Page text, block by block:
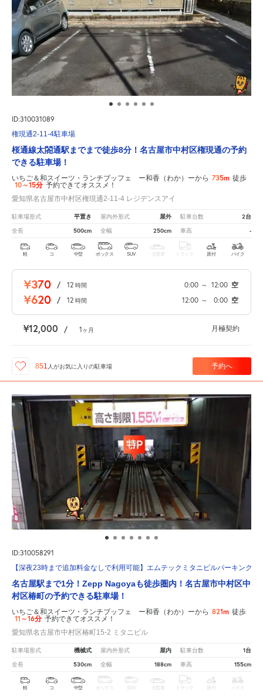
ID:310031089
権現通2-11-4駐車場
桜通線太閤通駅までまで徒歩8分！名古屋市中村区権現通の予約
できる駐車場！
いちご＆和スイーツ・ランチブッフェ ー和香（わか）ーから 735m 徒歩
10～15分 予約できてオススメ！
愛知県名古屋市中村区権現通2-11-4 レジデンスアイ
駐車場形式 平置き 屋内外形式 屋外 駐車台数 2台
全長 500cm 全幅 250cm 車高 -
軽 コ 中型 ボックス SUV 大型車 トラック 原付 バイク
¥370 / 12 時間 0:00 ～ 12:00 空
¥620 / 12 時間 12:00 ～ 0:00 空
¥12,000 / 1ヶ月 月極契約
851 人がお気に入りの駐車場 予約へ
ID:310058291
【深夜23時まで追加料金なしで利用可能】エムテックミタニビルパーキング
名古屋駅まで1分！Zepp Nagoyaも徒歩圏内！名古屋市中村区中
村区椿町の予約できる駐車場！
いちご＆和スイーツ・ランチブッフェ ー和香（わか）ーから 821m 徒歩
11～16分 予約できてオススメ！
愛知県名古屋市中村区椿町15-2 ミタニビル
駐車場形式 機械式 屋内外形式 屋内 駐車台数 1台
全長 530cm 全幅 188cm 車高 155cm
軽 コ 中型 ボックス SUV 大型車 トラック 原付 バイク